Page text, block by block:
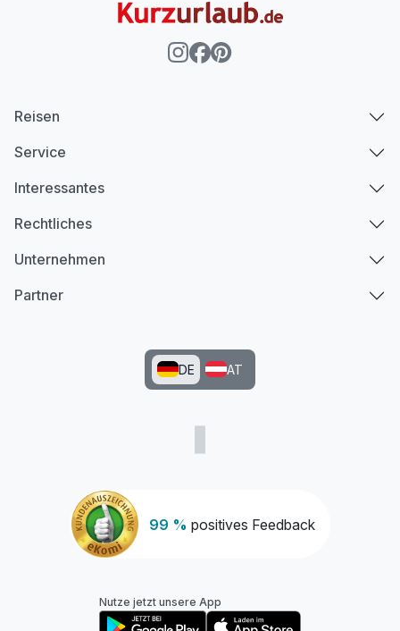
99 % positives Feedback
Reisen
Service
Interessantes
Rechtliches
Unternehmen
Partner
DE AT
Nutze jetzt unsere App